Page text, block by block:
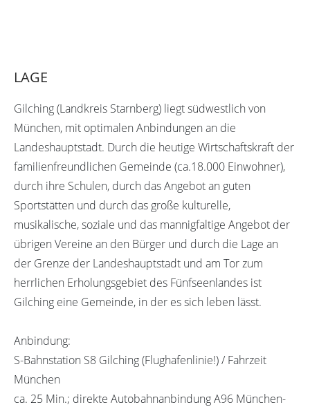
LAGE
Gilching (Landkreis Starnberg) liegt südwestlich von
München, mit optimalen Anbindungen an die
Landeshauptstadt. Durch die heutige Wirtschaftskraft der
familienfreundlichen Gemeinde (ca.18.000 Einwohner),
durch ihre Schulen, durch das Angebot an guten
Sportstätten und durch das große kulturelle,
musikalische, soziale und das mannigfaltige Angebot der
übrigen Vereine an den Bürger und durch die Lage an
der Grenze der Landeshauptstadt und am Tor zum
herrlichen Erholungsgebiet des Fünfseenlandes ist
Gilching eine Gemeinde, in der es sich leben lässt.
Anbindung:
S-Bahnstation S8 Gilching (Flughafenlinie!) / Fahrzeit
München
ca. 25 Min.; direkte Autobahnanbindung A96 München-